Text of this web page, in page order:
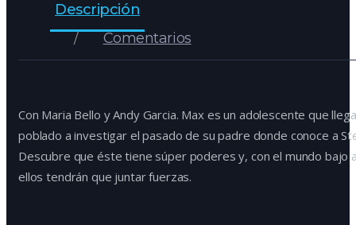
Descripción
Comentarios
Con Maria Bello y Andy Garcia. Max es un adolescente que
poblado a investigar el pasado de su padre donde conoce a
Descubre que éste tiene súper poderes y, con el mundo bajo
ellos tendrán que juntar fuerzas.